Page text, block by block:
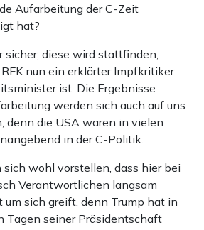
Aufarbeitung der C-Zeit
hat?
sicher, diese wird stattfinden,
nun ein erklärter Impfkritiker
ist. Die Ergebnisse
werden sich auch auf uns
denn die USA waren in vielen
in der C-Politik.
sich wohl vorstellen, dass hier bei
Verantwortlichen langsam
um sich greift, denn Trump hat in
Tagen seiner Präsidentschaft